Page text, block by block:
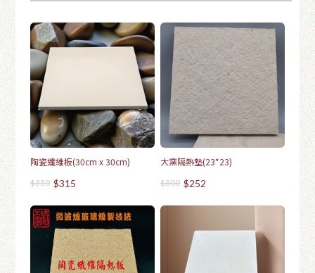
陶瓷纖維板(30cm x 30cm)
$350 $315
大窯隔熱墊(23*23)
$300 $252